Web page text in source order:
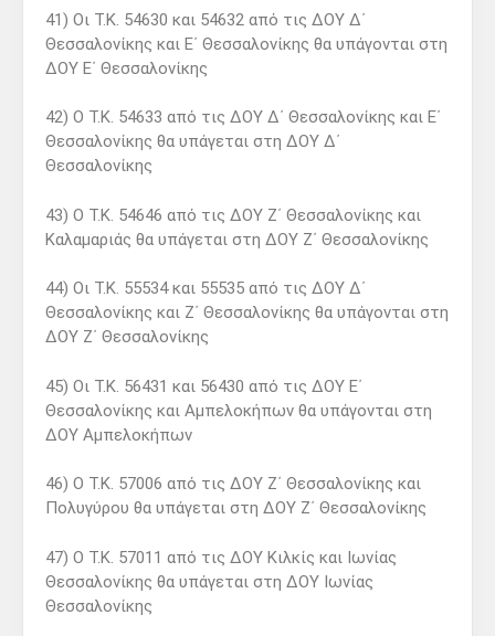
41) Οι Τ.Κ. 54630 και 54632 από τις ΔΟΥ Δ΄
Θεσσαλονίκης και Ε΄ Θεσσαλονίκης θα υπάγονται στη
ΔΟΥ Ε΄ Θεσσαλονίκης
42) Ο Τ.Κ. 54633 από τις ΔΟΥ Δ΄ Θεσσαλονίκης και Ε΄
Θεσσαλονίκης θα υπάγεται στη ΔΟΥ Δ΄
Θεσσαλονίκης
43) Ο Τ.Κ. 54646 από τις ΔΟΥ Ζ΄ Θεσσαλονίκης και
Καλαμαριάς θα υπάγεται στη ΔΟΥ Ζ΄ Θεσσαλονίκης
44) Οι Τ.Κ. 55534 και 55535 από τις ΔΟΥ Δ΄
Θεσσαλονίκης και Ζ΄ Θεσσαλονίκης θα υπάγονται στη
ΔΟΥ Ζ΄ Θεσσαλονίκης
45) Οι Τ.Κ. 56431 και 56430 από τις ΔΟΥ Ε΄
Θεσσαλονίκης και Αμπελοκήπων θα υπάγονται στη
ΔΟΥ Αμπελοκήπων
46) Ο Τ.Κ. 57006 από τις ΔΟΥ Ζ΄ Θεσσαλονίκης και
Πολυγύρου θα υπάγεται στη ΔΟΥ Ζ΄ Θεσσαλονίκης
47) Ο Τ.Κ. 57011 από τις ΔΟΥ Κιλκίς και Ιωνίας
Θεσσαλονίκης θα υπάγεται στη ΔΟΥ Ιωνίας
Θεσσαλονίκης